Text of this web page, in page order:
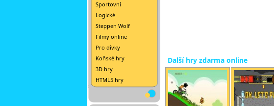
Sportovní
Logické
Steppen Wolf
Filmy online
Pro dívky
Koňské hry
3D hry
HTML5 hry
Další hry zdarma online